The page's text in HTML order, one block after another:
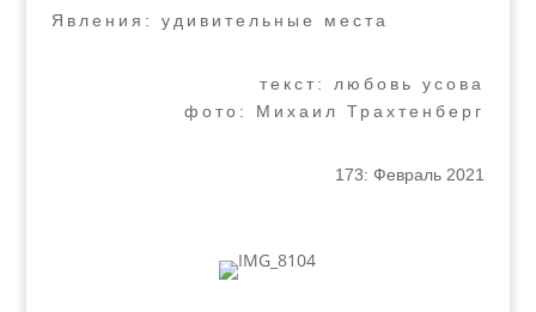
Явления: удивительные места
текст: любовь усова
фото: Михаил Трахтенберг
173: Февраль 2021